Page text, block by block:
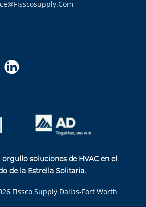
soluciones de HVAC en el
de la Estrella Solitaria.
Fissco Supply Dallas-Fort Worth